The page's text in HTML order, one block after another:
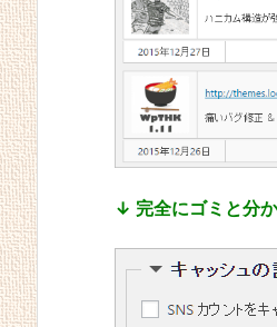
↓ 完全にゴミと分